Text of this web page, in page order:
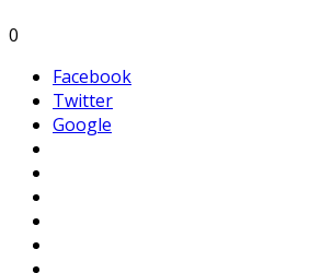
0
Facebook
Twitter
Google